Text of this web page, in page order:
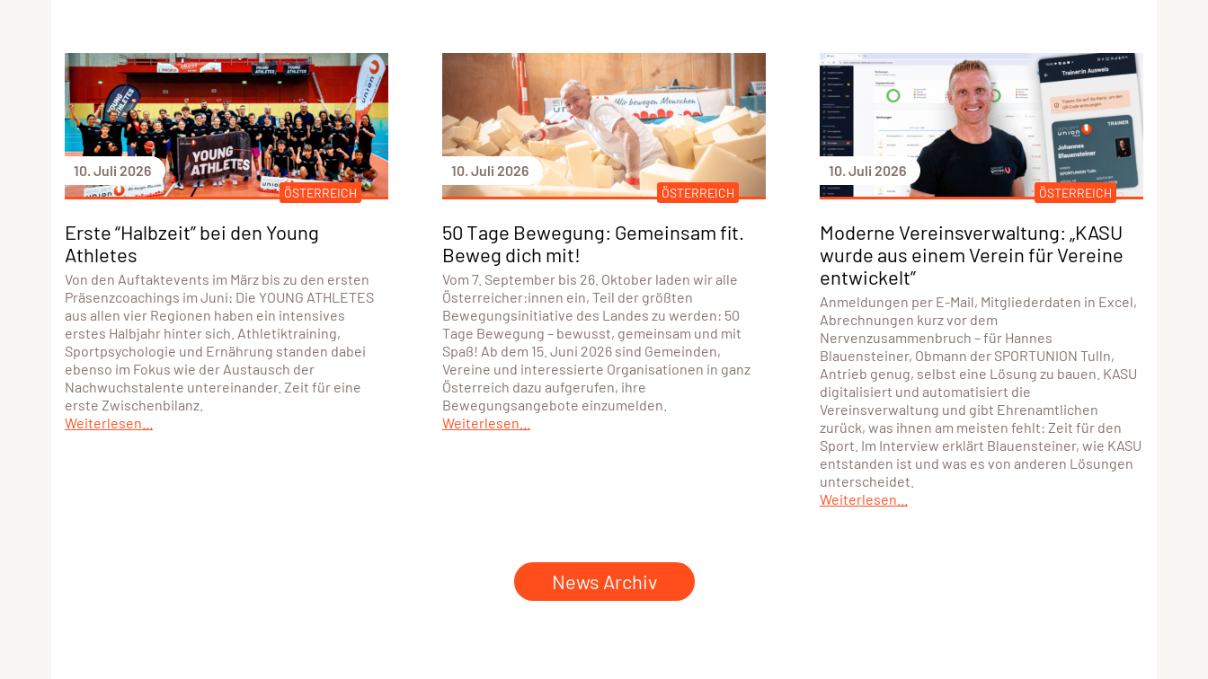
10. Juli 2026
ÖSTERREICH
Erste “Halbzeit” bei den Young
Athletes
Von den Auftaktevents im März bis zu den ersten
Präsenzcoachings im Juni: Die YOUNG ATHLETES
aus allen vier Regionen haben ein intensives
erstes Halbjahr hinter sich. Athletiktraining,
Sportpsychologie und Ernährung standen dabei
ebenso im Fokus wie der Austausch der
Nachwuchstalente untereinander. Zeit für eine
erste Zwischenbilanz.
Weiterlesen...
10. Juli 2026
ÖSTERREICH
50 Tage Bewegung: Gemeinsam fit.
Beweg dich mit!
Vom 7. September bis 26. Oktober laden wir alle
Österreicher:innen ein, Teil der größten
Bewegungsinitiative des Landes zu werden: 50
Tage Bewegung – bewusst, gemeinsam und mit
Spaß! Ab dem 15. Juni 2026 sind Gemeinden,
Vereine und interessierte Organisationen in ganz
Österreich dazu aufgerufen, ihre
Bewegungsangebote einzumelden.
Weiterlesen...
10. Juli 2026
ÖSTERREICH
Moderne Vereinsverwaltung: „KASU
wurde aus einem Verein für Vereine
entwickelt”
Anmeldungen per E-Mail, Mitgliederdaten in Excel,
Abrechnungen kurz vor dem
Nervenzusammenbruch – für Hannes
Blauensteiner, Obmann der SPORTUNION Tulln,
Antrieb genug, selbst eine Lösung zu bauen. KASU
digitalisiert und automatisiert die
Vereinsverwaltung und gibt Ehrenamtlichen
zurück, was ihnen am meisten fehlt: Zeit für den
Sport. Im Interview erklärt Blauensteiner, wie KASU
entstanden ist und was es von anderen Lösungen
unterscheidet.
Weiterlesen...
News Archiv